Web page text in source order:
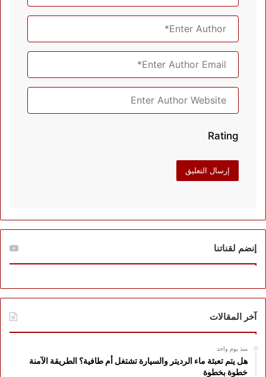
Rating
إنضم لقناتنا
آخر المقالات
منذ يوم واحد
هل يتم تعبئة ماء الرديتر والسيارة تشتغل أم طافية؟ الطريقة الآمنة
خطوة بخطوة